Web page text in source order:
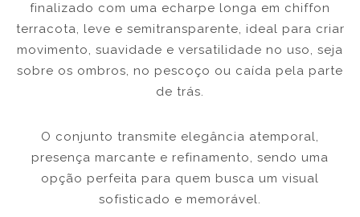
finalizado com uma echarpe longa em chiffon
terracota, leve e semitransparente, ideal para criar
movimento, suavidade e versatilidade no uso, seja
sobre os ombros, no pescoço ou caída pela parte
de trás.
O conjunto transmite elegância atemporal,
presença marcante e refinamento, sendo uma
opção perfeita para quem busca um visual
sofisticado e memorável.